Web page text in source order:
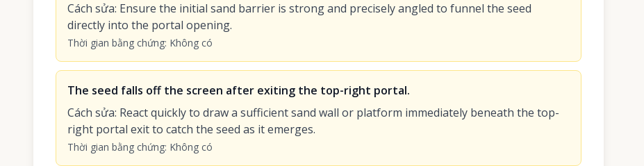
Cách sửa: Ensure the initial sand barrier is strong and precisely angled to funnel the seed
directly into the portal opening.
Thời gian bằng chứng: Không có
The seed falls off the screen after exiting the top-right portal.
Cách sửa: React quickly to draw a sufficient sand wall or platform immediately beneath the top-
right portal exit to catch the seed as it emerges.
Thời gian bằng chứng: Không có